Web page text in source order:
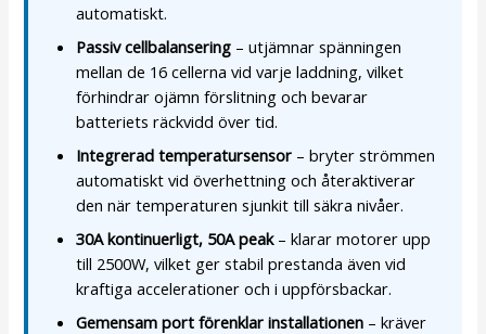
automatiskt.
Passiv cellbalansering – utjämnar spänningen
mellan de 16 cellerna vid varje laddning, vilket
förhindrar ojämn förslitning och bevarar
batteriets räckvidd över tid.
Integrerad temperatursensor – bryter strömmen
automatiskt vid överhettning och återaktiverar
den när temperaturen sjunkit till säkra nivåer.
30A kontinuerligt, 50A peak– klarar motorer upp
till 2500W, vilket ger stabil prestanda även vid
kraftiga accelerationer och i uppförsbackar.
Gemensam port förenklar installationen – kräver